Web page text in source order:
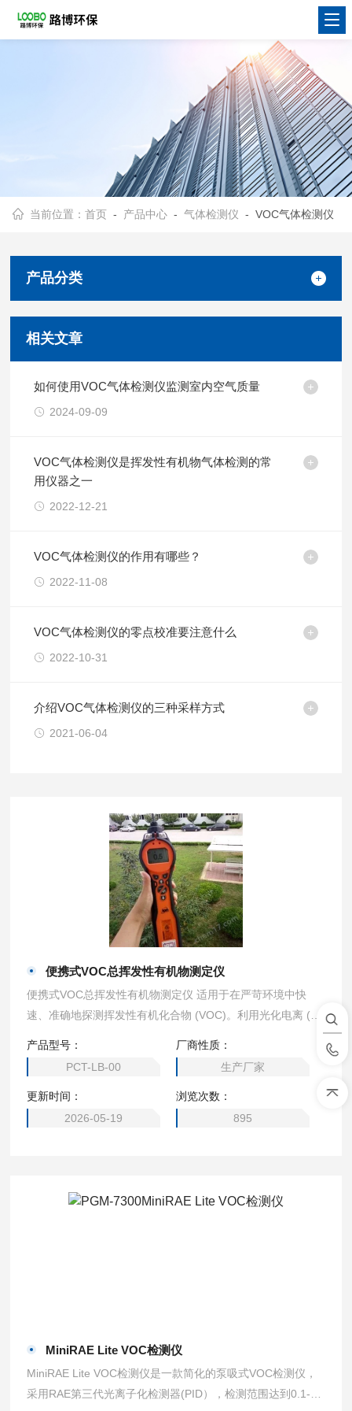
当前位置：首页 - 产品中心 -气体检测仪 - VOC气体检测仪
产品分类
相关文章
如何使用VOC气体检测仪监测室内空气质量
2024-09-09
VOC气体检测仪是挥发性有机物气体检测的常
用仪器之一
2022-12-21
VOC气体检测仪的作用有哪些？
2022-11-08
VOC气体检测仪的零点校准要注意什么
2022-10-31
介绍VOC气体检测仪的三种采样方式
2021-06-04
便携式VOC总挥发性有机物测定仪
便携式VOC总挥发性有机物测定仪 适用于在严苛环境中快
速、准确地探测挥发性有机化合物 (VOC)。利用光化电离 (PI
力。
产品型号：
PCT-LB-00
厂商性质：
生产厂家
更新时间：
2026-05-19
浏览次数：
895
MiniRAE Lite VOC检测仪
MiniRAE Lite VOC检测仪是一款简化的泵吸式VOC检测仪，
采用RAE第三代光离子化检测器(PID），检测范围达到0.1-50